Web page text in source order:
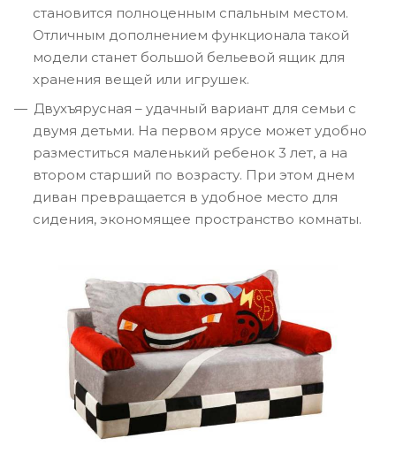
становится полноценным спальным местом.
Отличным дополнением функционала такой
модели станет большой бельевой ящик для
хранения вещей или игрушек.
Двухъярусная – удачный вариант для семьи с
двумя детьми. На первом ярусе может удобно
разместиться маленький ребенок 3 лет, а на
втором старший по возрасту. При этом днем
диван превращается в удобное место для
сидения, экономящее пространство комнаты.